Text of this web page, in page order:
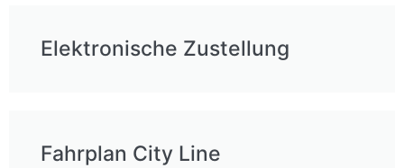
Elektronische Zustellung
Fahrplan City Line